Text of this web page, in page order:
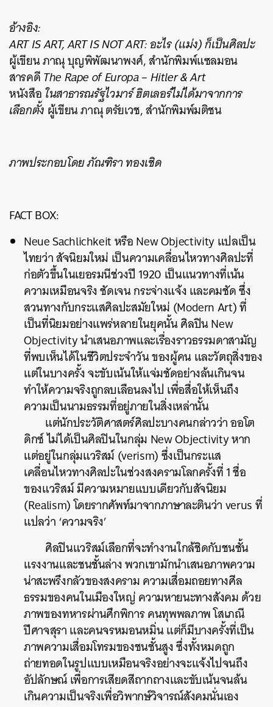
อ้างอิง:
ART IS ART, ART IS NOT ART: อะไร (แม่ง) ก็เป็นศิลปะ
ผู้เขียน ภาณุ บุญพิพัฒนาพงศ์, สำนักพิมพ์แซลมอน
สารคดีThe Rape of Europa – Hitler & Art
หนังสือในสาธารณรัฐไวมาร์ ฮิตเลอร์ไม่ได้มาจากการ
เลือกตั้ง ผู้เขียน ภาณุ ตรัยเวช, สำนักพิมพ์มติชน
ภาพประกอบโดย ภัณฑิรา ทองเชิด​
FACT BOX:
Neue Sachlichkeit หรือ New Objectivity แปลเป็น
ไทยว่า สัจนิยมใหม่ เป็นความเคลื่อนไหวทางศิลปะที่
ก่อตัวขึ้นในเยอรมนีช่วงปี 1920 เป็นแนวทางที่เน้น
ความเหมือนจริง ชัดเจน กระจ่างแจ้ง และคมชัด ซึ่ง
สวนทางกับกระแสศิลปะสมัยใหม่ (Modern Art) ที่
เป็นที่นิยมอย่างแพร่หลายในยุคนั้น ศิลปิน New
Objectivity นำเสนอภาพและเรื่องราวธรรมดาสามัญ
ที่พบเห็นได้ในชีวิตประจำวัน ของผู้คน และวัตถุสิ่งของ
แต่ในบางครั้ง จะขับเน้นให้แจ่มชัดอย่างล้นเกินจน
ทำให้ความจริงถูกลบเลือนลงไป เพื่อสื่อให้เห็นถึง
ความเป็นนามธรรมที่อยู่ภายในสิ่งเหล่านั้น
แต่นักประวัติศาสตร์ศิลปะบางคนกล่าวว่า ออโต
ดิกซ์ ไม่ได้เป็นศิลปินในกลุ่ม New Objectivity หาก
แต่อยู่ในกลุ่มแวริสม์ (verism) ซึ่งเป็นกระแส
เคลื่อนไหวทางศิลปะในช่วงสงครามโลกครั้งที่ 1 ชื่อ
ของแวริสม์ มีความหมายแบบเดียวกับสัจนิยม
(Realism) โดยรากศัพท์มาจากภาษาละตินว่า verus ที่
แปลว่า ‘ความจริง’
ศิลปินแวริสม์เลือกที่จะทำงานใกล้ชิดกับชนชั้น
แรงงานและชนชั้นล่าง พวกเขามักนำเสนอภาพความ
น่าสะพรึงกลัวของสงคราม ความเสื่อมถอยทางศีล
ธรรมของคนในเมืองใหญ่ ความหายนะทางสังคม ด้วย
ภาพของทหารผ่านศึกพิการ คนทุพพลภาพ โสเภณี
ปีศาจสุรา และคนจรหมอนหมิ่น แต่ก็มีบางครั้งที่เป็น
ภาพความเสื่อมโทรมของชนชั้นสูง ซึ่งทั้งหมดถูก
ถ่ายทอดในรูปแบบเหมือนจริงอย่างจะแจ้งไปจนถึง
อัปลักษณ์ เพื่อการเสียดสีถากถางและขับเน้นจนล้น
เกินความเป็นจริงเพื่อวิพากษ์วิจารณ์สังคมนั่นเอง